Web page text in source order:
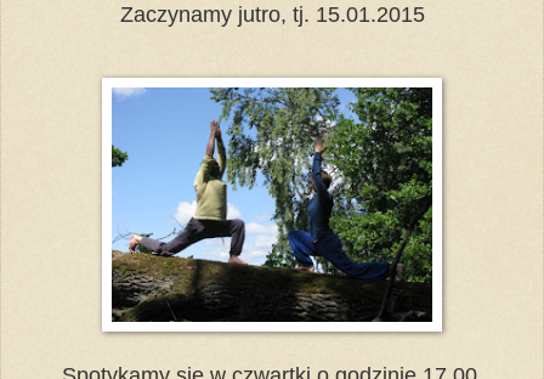
Zaczynamy jutro, tj. 15.01.2015